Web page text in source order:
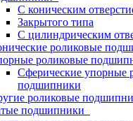
С коническим
Закрытого типа
С цилиндрическим
роликовые
роликовые
Сферические упорные
подшипники
роликовые
подшипники